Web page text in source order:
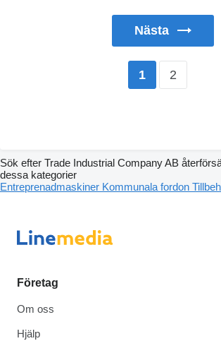
Nästa
1 2
Sök efter Trade Industrial Company AB
dessa kategorier
Entreprenadmaskiner Kommunala fordon
Företag
Om oss
Hjälp